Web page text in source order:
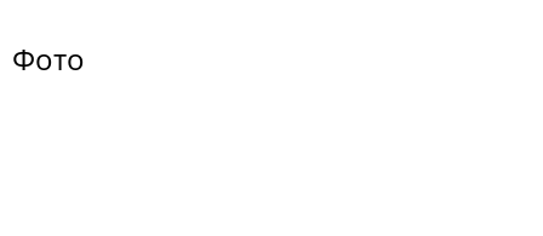
Фото